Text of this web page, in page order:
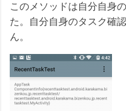
このメソッドは自分自身
た。自分自身のタスク確
ん。